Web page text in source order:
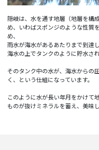
隠岐は、水を通す地層（地層を構
め、いわばスポンジのような性質
め、
雨水が海水があるあたりまで到達し
海水の上でタンクのように貯水さ
そのタンク中の水が、海水からの
く、という仕組になっています。
このように水が長い年月をかけて